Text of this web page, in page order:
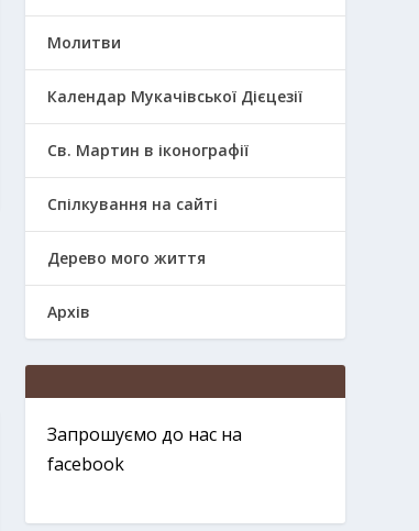
Молитви
Календар Мукачівської Дієцезії
Св. Мартин в іконографії
Спілкування на сайті
Дерево мого життя
Архів
Запрошуємо до нас на
facebook